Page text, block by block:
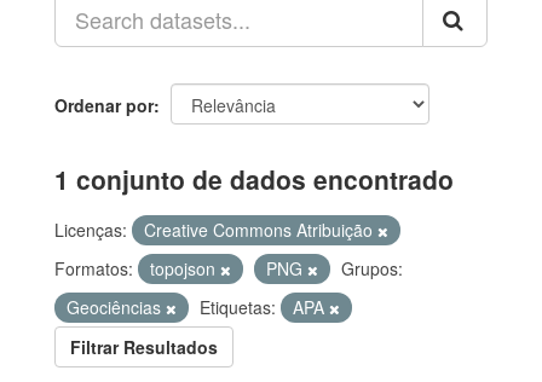
Ordenar por
1 conjunto de dados encontrado
Licenças:
Creative Commons Atribuição
Formatos:
topojson PNG
Grupos:
Geociências
Etiquetas:
APA
Filtrar Resultados